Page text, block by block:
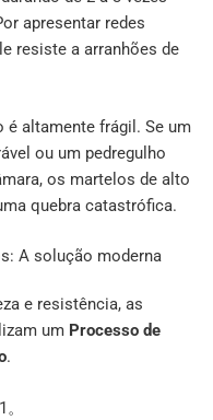
apresentar redes
resiste a arranhões de
altamente frágil. Se um
ou um pedregulho
os martelos de alto
quebra catastrófica.
A solução moderna
e resistência, as
um Processo de
.